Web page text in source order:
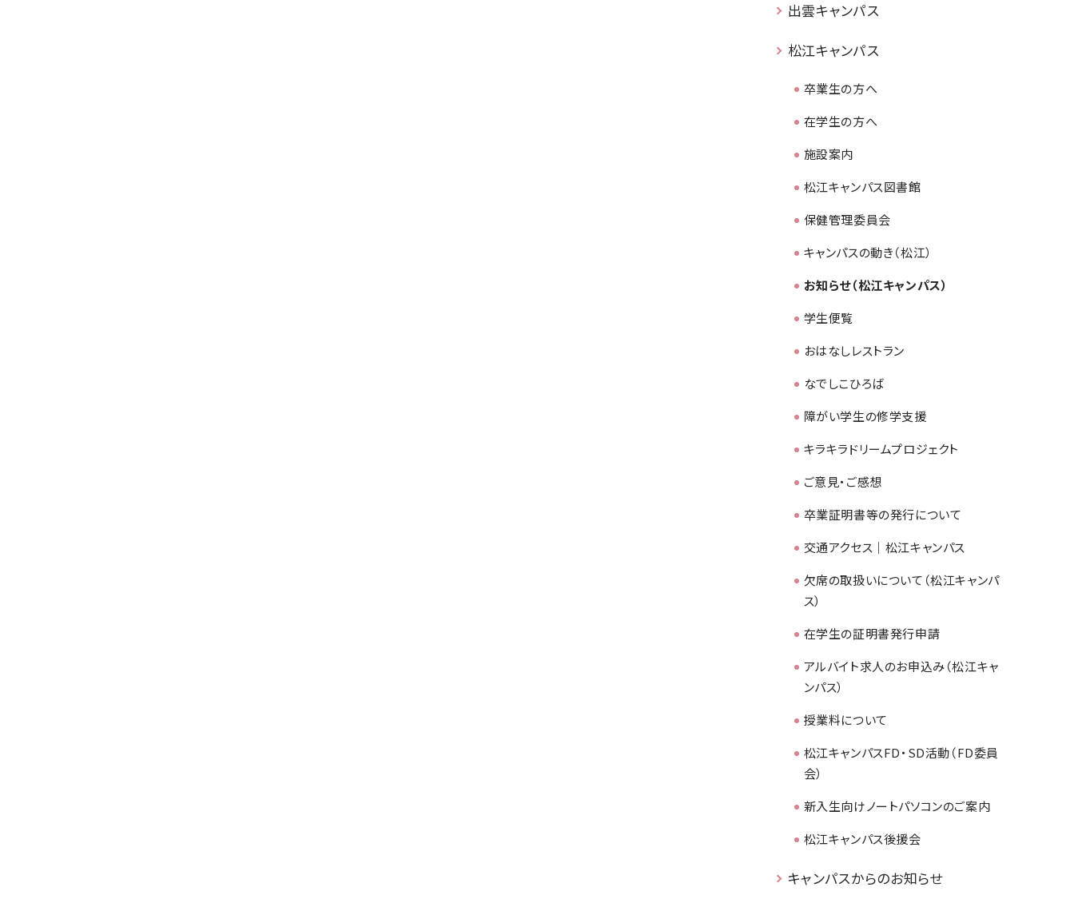
出雲キャンパス
松江キャンパス
卒業生の方へ
在学生の方へ
施設案内
松江キャンパス図書館
保健管理委員会
キャンパスの動き（松江）
お知らせ（松江キャンパス）
学生便覧
おはなしレストラン
なでしこひろば
障がい学生の修学支援
キラキラドリームプロジェクト
ご意見・ご感想
卒業証明書等の発行について
交通アクセス｜松江キャンパス
欠席の取扱いについて（松江キャンパ
ス）
在学生の証明書発行申請
アルバイト求人のお申込み（松江キャ
ンパス）
授業料について
松江キャンパスFD・SD活動（FD委員
会）
新入生向けノートパソコンのご案内
松江キャンパス後援会
キャンパスからのお知らせ